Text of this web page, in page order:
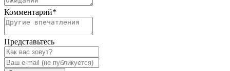
Комментарий*
Представьтесь